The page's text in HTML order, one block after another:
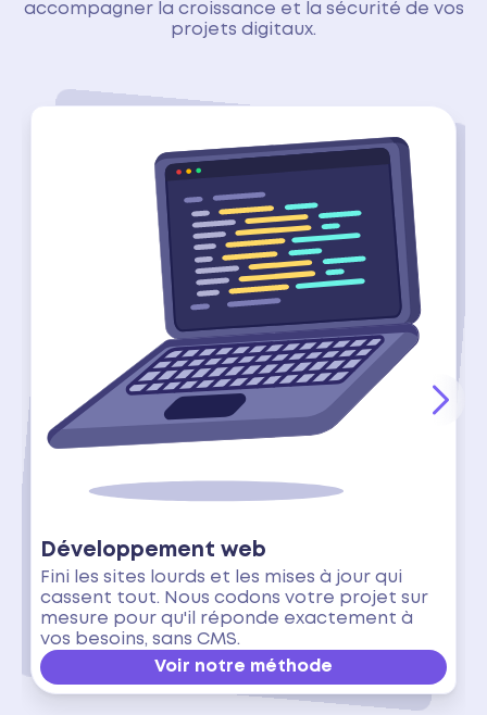
accompagner la croissance et la sécurité de vos
projets digitaux.
Développement web
Fini les sites lourds et les mises à jour qui
cassent tout. Nous codons votre projet sur
mesure pour qu'il réponde exactement à
vos besoins, sans CMS.
Voir notre méthode